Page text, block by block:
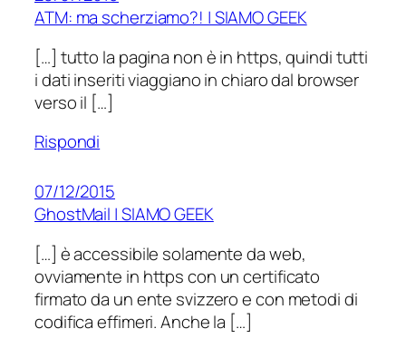
ATM: ma scherziamo?! | SIAMO GEEK
[…] tutto la pagina non è in https, quindi tutti
i dati inseriti viaggiano in chiaro dal browser
verso il […]
Rispondi
07/12/2015
GhostMail | SIAMO GEEK
[…] è accessibile solamente da web,
ovviamente in https con un certificato
firmato da un ente svizzero e con metodi di
codifica effimeri. Anche la […]